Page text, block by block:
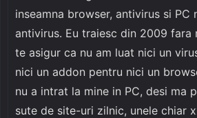
inseamna browser, antivirus si PC
antivirus. Eu traiesc din 2009 fara
te asigur ca nu am luat nici un
nici un addon pentru nici un
nu a intrat la mine in PC, desi ma
sute de site-uri zilnic, unele chiar